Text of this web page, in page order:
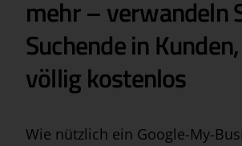
mehr – verwandeln
Suchende in
völlig kostenlos
Wie nützlich ein Google-My-